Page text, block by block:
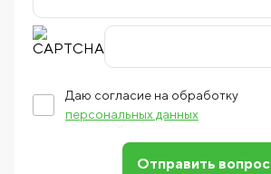
Даю согласие на обработку
персональных данных
Отправить вопрос